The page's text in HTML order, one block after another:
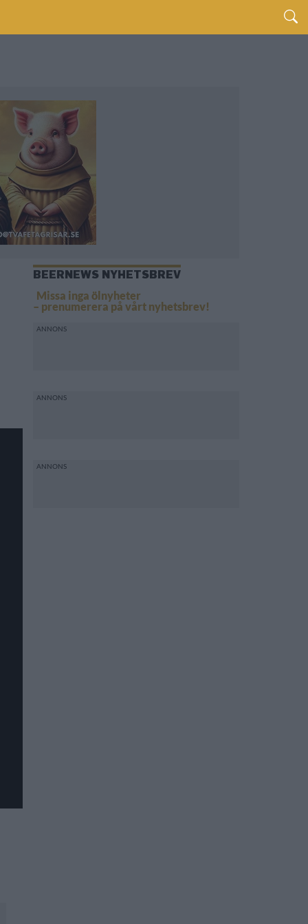
BEERNEWS NYHETSBREV
Missa inga ölnyheter
– prenumerera på vårt nyhetsbrev!